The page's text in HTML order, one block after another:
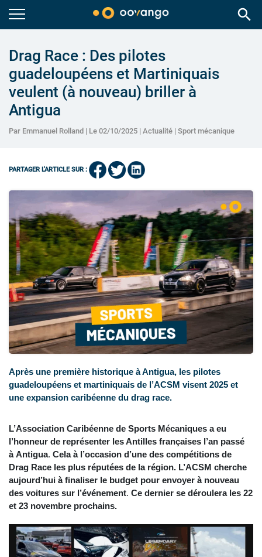
search
Drag Race : Des pilotes
guadeloupéens et Martiniquais
veulent (à nouveau) briller à
Antigua
Par Emmanuel Rolland | Le 02/10/2025 | Actualité | Sport mécanique
PARTAGER L'ARTICLE SUR :
Après une première historique à Antigua, les pilotes
guadeloupéens et martiniquais de l’ACSM visent 2025 et
une expansion caribéenne du drag race.
L’Association Caribéenne de Sports Mécaniques a eu
l’honneur de représenter les Antilles françaises l’an passé
à Antigua. Cela à l’occasion d’une des compétitions de
Drag Race les plus réputées de la région. L’ACSM cherche
aujourd’hui à finaliser le budget pour envoyer à nouveau
des voitures sur l’événement. Ce dernier se déroulera les 22
et 23 novembre prochains.